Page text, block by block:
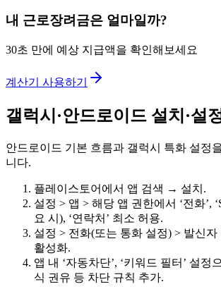
내 근로장려금은 얼마일까?
30초 만에 예상 지급액을 확인해보세요
계산기 사용하기
갤럭시·안드로이드 설치·설
안드로이드 기본 흐름과 갤럭시 특화 설정
니다.
플레이스토어에서 앱 검색 → 설치.
설정 > 앱 > 해당 앱 권한에서 ‘전화’,
요 시), ‘연락처’ 최소 허용.
설정 > 전화(또는 통화 설정) > 발신자
활성화.
앱 내 ‘자동차단’, ‘키워드 필터’ 설정
식 권유 등 차단 규칙 추가.